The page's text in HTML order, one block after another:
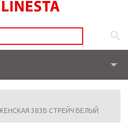
383Б СТРЕЙЧ БЕЛЫЙ